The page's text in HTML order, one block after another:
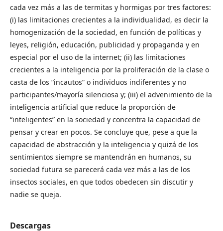
cada vez más a las de termitas y hormigas por tres factores:
(i) las limitaciones crecientes a la individualidad, es decir la
homogenización de la sociedad, en función de políticas y
leyes, religión, educación, publicidad y propaganda y en
especial por el uso de la internet; (ii) las limitaciones
crecientes a la inteligencia por la proliferación de la clase o
casta de los “incautos” o individuos indiferentes y no
participantes/mayoría silenciosa y; (iii) el advenimiento de la
inteligencia artificial que reduce la proporción de
“inteligentes” en la sociedad y concentra la capacidad de
pensar y crear en pocos. Se concluye que, pese a que la
capacidad de abstracción y la inteligencia y quizá de los
sentimientos siempre se mantendrán en humanos, su
sociedad futura se parecerá cada vez más a las de los
insectos sociales, en que todos obedecen sin discutir y
nadie se queja.
Descargas